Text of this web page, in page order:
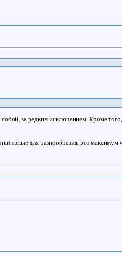
за редким исключением. Кроме
для разнообразия, это максимум